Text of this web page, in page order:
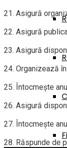
21. Asigură
22. Asigură
23. Asigură
24. Organizează
25. Întocmeşte
26. Asigură
27. Întocmeşte
28. Răspunde de